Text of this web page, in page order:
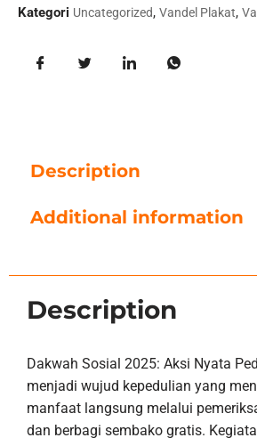
Kategori Uncategorized, Vandel Plakat,
Description
Additional information
Description
Dakwah Sosial 2025: Aksi Nyata
menjadi wujud kepedulian yang
manfaat langsung melalui
dan berbagi sembako gratis.